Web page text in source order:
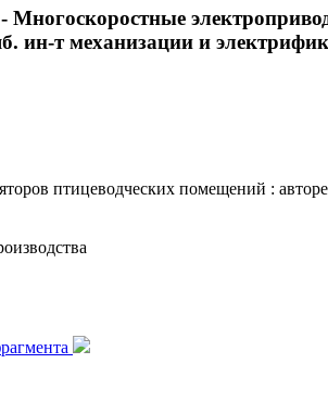
ин-т механизации и
птицеводческих помещений :